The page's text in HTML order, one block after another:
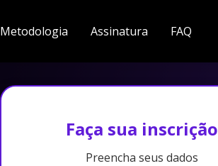
Metodologia Assinatura FAQ
Faça sua inscrição
Preencha seus dados